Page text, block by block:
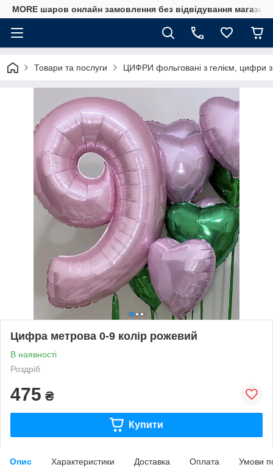
MORE шаров онлайн замовлення без відвідування
Товари та послуги ЦИФРИ фольговані з гелієм, цифри з
Цифра метрова 0-9 колір рожевий
В наявності
Роздріб
475 ₴
Купити
Опис Характеристики Доставка Оплата Умови